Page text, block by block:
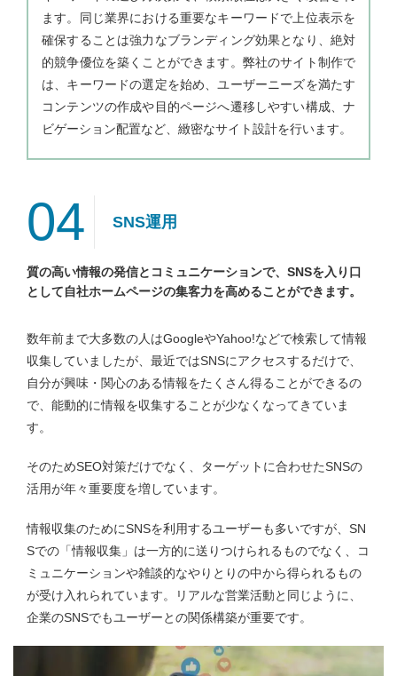
ます。同じ業界における重要なキーワードで上位表示を
確保することは強力なブランディング効果となり、絶対
的競争優位を築くことができます。弊社のサイト制作で
は、キーワードの選定を始め、ユーザーニーズを満たす
コンテンツの作成や目的ページへ遷移しやすい構成、ナ
ビゲーション配置など、緻密なサイト設計を行います。
04 SNS運用
質の高い情報の発信とコミュニケーションで、SNSを入り口
として自社ホームページの集客力を高めることができます。
数年前まで大多数の人はGoogleやYahoo!などで検索して情報
収集していましたが、最近ではSNSにアクセスするだけで、
自分が興味・関心のある情報をたくさん得ることができるの
で、能動的に情報を収集することが少なくなってきていま
す。
そのためSEO対策だけでなく、ターゲットに合わせたSNSの
活用が年々重要度を増しています。
情報収集のためにSNSを利用するユーザーも多いですが、SN
Sでの「情報収集」は一方的に送りつけられるものでなく、コ
ミュニケーションや雑談的なやりとりの中から得られるもの
が受け入れられています。リアルな営業活動と同じように、
企業のSNSでもユーザーとの関係構築が重要です。